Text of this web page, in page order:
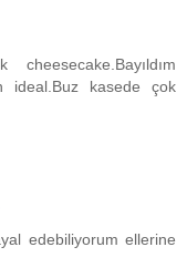
ideal.Buz kasede çok
edebiliyorum ellerine